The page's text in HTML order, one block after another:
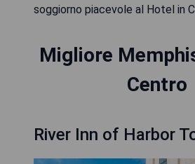
soggiorno piacevole al Hotel in
Migliore
Centro
River Inn of Harbor